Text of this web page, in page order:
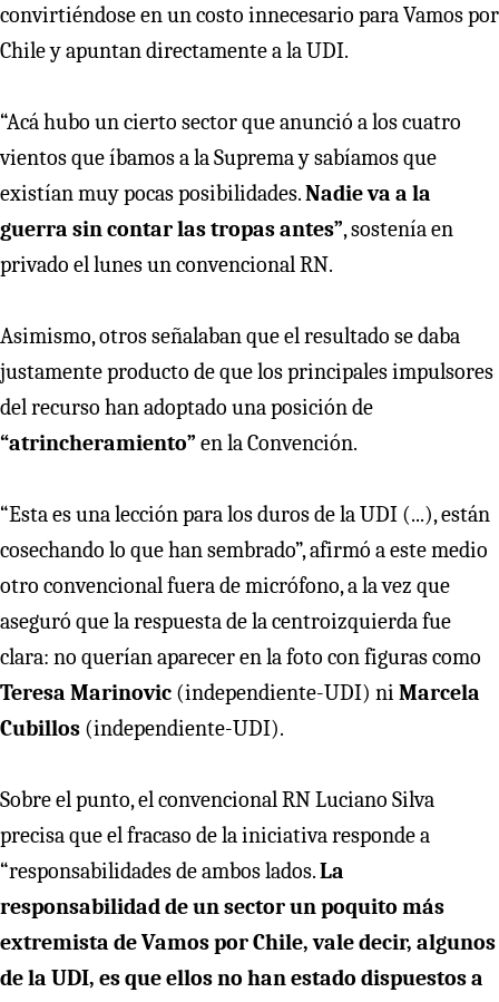
convirtiéndose en un costo innecesario para Vamos por
Chile y apuntan directamente a la UDI.
“Acá hubo un cierto sector que anunció a los cuatro
vientos que íbamos a la Suprema y sabíamos que
existían muy pocas posibilidades.Nadie va a la
guerra sin contar las tropas antes”, sostenía en
privado el lunes un convencional RN.
Asimismo, otros señalaban que el resultado se daba
justamente producto de que los principales impulsores
del recurso han adoptado una posición de
“atrincheramiento” en la Convención.
“Esta es una lección para los duros de la UDI (...), están
cosechando lo que han sembrado”, afirmó a este medio
otro convencional fuera de micrófono, a la vez que
aseguró que la respuesta de la centroizquierda fue
clara: no querían aparecer en la foto con figuras como
Teresa Marinovic (independiente-UDI) ni Marcela
Cubillos (independiente-UDI).
Sobre el punto, el convencional RN Luciano Silva
precisa que el fracaso de la iniciativa responde a
“responsabilidades de ambos lados.La
responsabilidad de un sector un poquito más
extremista de Vamos por Chile, vale decir, algunos
de la UDI, es que ellos no han estado dispuestos a